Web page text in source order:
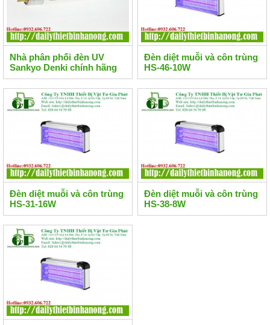
Nhà phân phối đèn UV
Sankyo Denki chính hãng
Đèn diệt muỗi và côn trùng
HS-46-10W
Đèn diệt muỗi và côn trùng
HS-31-16W
Đèn diệt muỗi và côn trùng
HS-38-8W